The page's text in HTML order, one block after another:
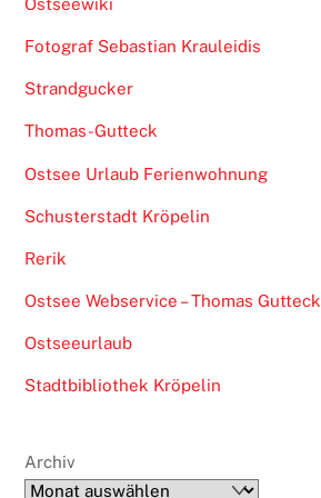
Ostseewiki
Fotograf Sebastian Krauleidis
Strandgucker
Thomas-Gutteck
Ostsee Urlaub Ferienwohnung
Schusterstadt Kröpelin
Rerik
Ostsee Webservice – Thomas Gutteck
Ostseeurlaub
Stadtbibliothek Kröpelin
Archiv